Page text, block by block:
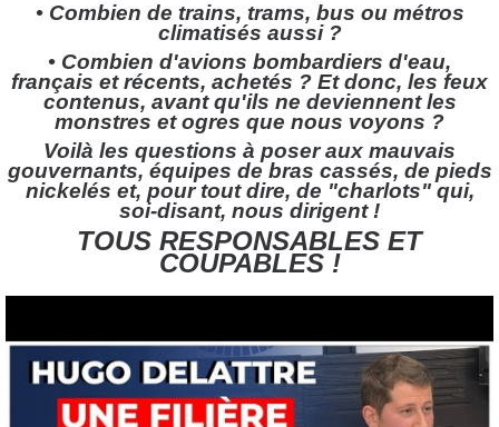
• Combien de trains, trams, bus ou métros
climatisés aussi ?
• Combien d'avions bombardiers d'eau,
français et récents, achetés ? Et donc, les feux
contenus, avant qu'ils ne deviennent les
monstres et ogres que nous voyons ?
Voilà les questions à poser aux mauvais
gouvernants, équipes de bras cassés, de pieds
nickelés et, pour tout dire, de "charlots" qui,
soi-disant, nous dirigent !
TOUS RESPONSABLES ET
COUPABLES !